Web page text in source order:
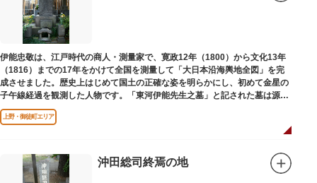
伊能忠敬は、江戸時代の商人・測量家で、寛政12年（1800）から文化13年
（1816）までの17年をかけて全国を測量して「大日本沿海輿地全図」を完
成させました。歴史上はじめて国土の正確な姿を明らかにし、初めて金星の
子午線経過を観測した人物です。「東河伊能先生之墓」と記された墓は源空
寺（げんくうじ）にあります。
上野・御徒町エリア
沖田総司終焉の地